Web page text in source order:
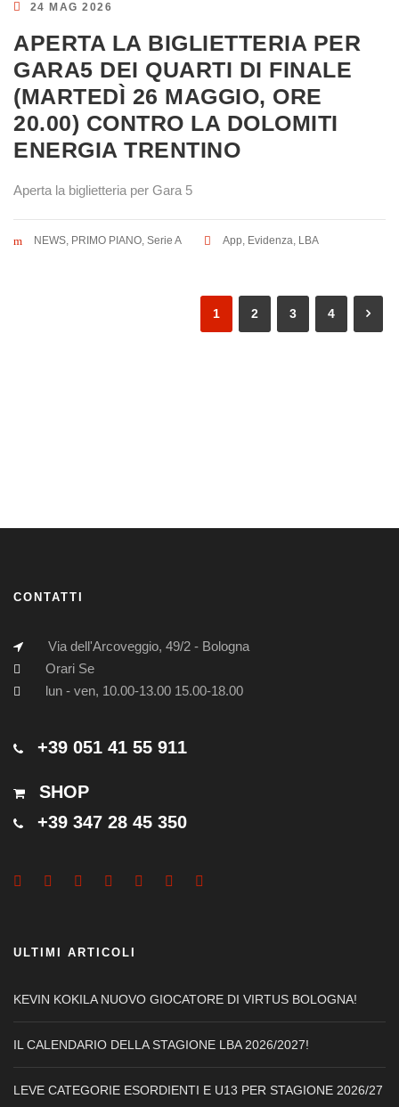
24 MAG 2026
APERTA LA BIGLIETTERIA PER
GARA5 DEI QUARTI DI FINALE
(MARTEDÌ 26 MAGGIO, ORE
20.00) CONTRO LA DOLOMITI
ENERGIA TRENTINO
Aperta la biglietteria per Gara 5
NEWS, PRIMO PIANO, Serie A App, Evidenza, LBA
1 2 3 4
CONTATTI
Via dell'Arcoveggio, 49/2 - Bologna
Orari Se
lun - ven, 10.00-13.00 15.00-18.00
+39 051 41 55 911
SHOP
+39 347 28 45 350
ULTIMI ARTICOLI
KEVIN KOKILA NUOVO GIOCATORE DI VIRTUS BOLOGNA!
IL CALENDARIO DELLA STAGIONE LBA 2026/2027!
LEVE CATEGORIE ESORDIENTI E U13 PER STAGIONE 2026/27